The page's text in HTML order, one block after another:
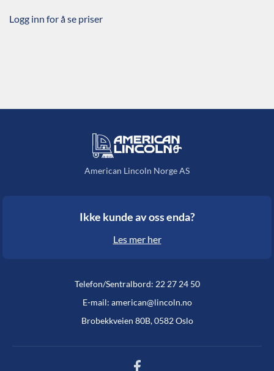
Logg inn for å se priser
American Lincoln Norge AS
Ikke kunde av oss enda?
Les mer her
Telefon/Sentralbord: 22 27 24 50
E-mail: american@lincoln.no
Brobekkveien 80B, 0582 Oslo
Facebook